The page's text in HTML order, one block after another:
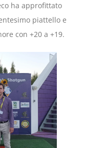
ha approfittato
piattello e
con +20 a +19.